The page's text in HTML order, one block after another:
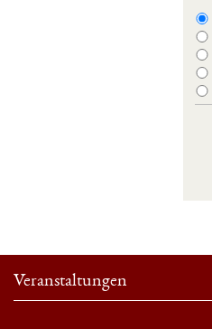
Veranstaltungen